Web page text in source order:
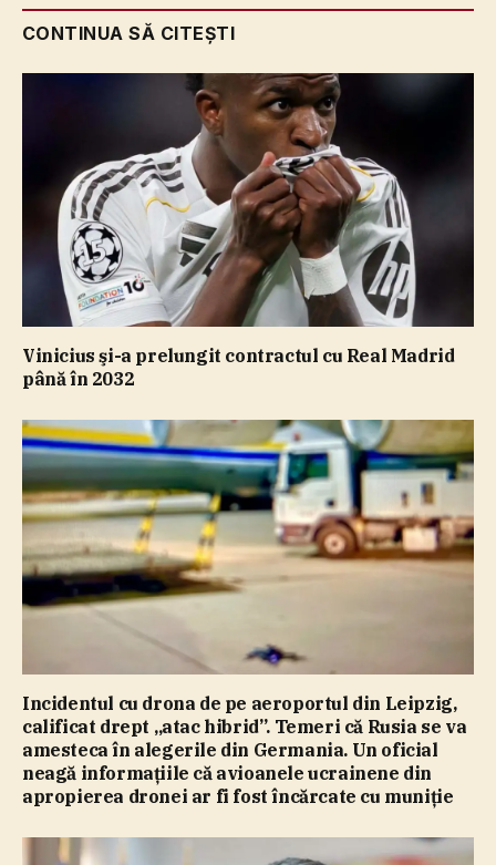
CONTINUA SĂ CITEȘTI
Vinicius şi-a prelungit contractul cu Real Madrid
până în 2032
Incidentul cu drona de pe aeroportul din Leipzig,
calificat drept „atac hibrid”. Temeri că Rusia se va
amesteca în alegerile din Germania. Un oficial
neagă informaţiile că avioanele ucrainene din
apropierea dronei ar fi fost încărcate cu muniţie